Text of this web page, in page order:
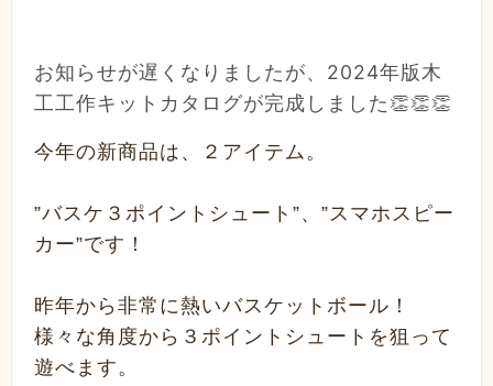
お知らせが遅くなりましたが、2024年版木
工工作キットカタログが完成しました👏👏👏
今年の新商品は、２アイテム。
”バスケ３ポイントシュート”、”スマホスピー
カー”です！
昨年から非常に熱いバスケットボール！
様々な角度から３ポイントシュートを狙って
遊べます。